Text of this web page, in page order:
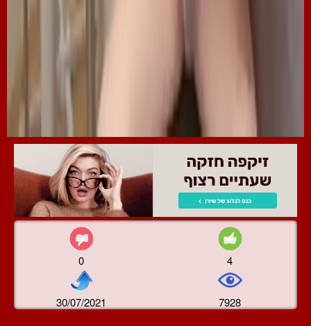
0 4
30/07/2021 7928